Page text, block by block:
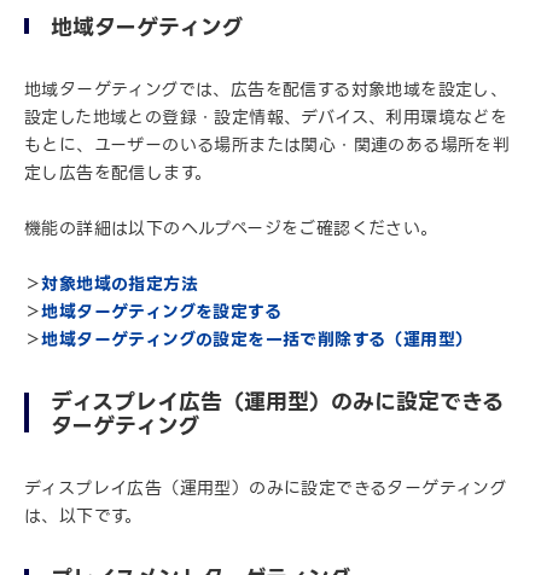
地域ターゲティング
地域ターゲティングでは、広告を配信する対象地域を設定し、
設定した地域との登録・設定情報、デバイス、利用環境などを
もとに、ユーザーのいる場所または関心・関連のある場所を判
定し広告を配信します。
機能の詳細は以下のヘルプページをご確認ください。
＞対象地域の指定方法
＞地域ターゲティングを設定する
＞地域ターゲティングの設定を一括で削除する（運用型）
ディスプレイ広告（運用型）のみに設定できる
ターゲティング
ディスプレイ広告（運用型）のみに設定できるターゲティング
は、以下です。